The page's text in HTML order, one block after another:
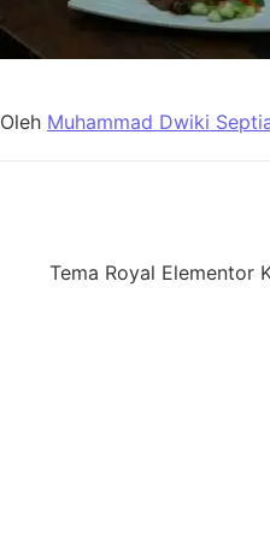
Oleh Muhammad Dwiki
Tema Royal Elementor